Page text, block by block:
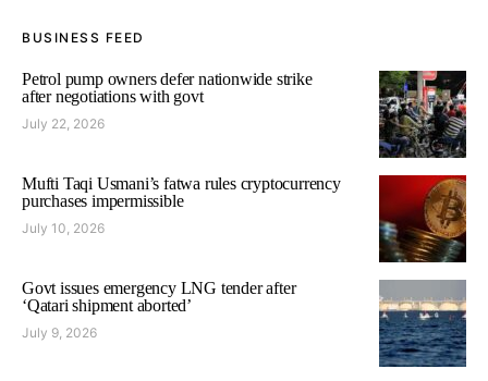
BUSINESS FEED
Petrol pump owners defer nationwide strike
after negotiations with govt
July 22, 2026
Mufti Taqi Usmani’s fatwa rules cryptocurrency
purchases impermissible
July 10, 2026
Govt issues emergency LNG tender after
‘Qatari shipment aborted’
July 9, 2026